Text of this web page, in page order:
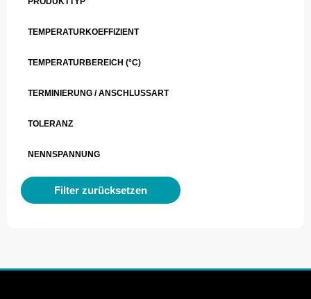
TEMPERATURKOEFFIZIENT
TEMPERATURBEREICH (°C)
TERMINIERUNG / ANSCHLUSSART
TOLERANZ
NENNSPANNUNG
Filter zurücksetzen